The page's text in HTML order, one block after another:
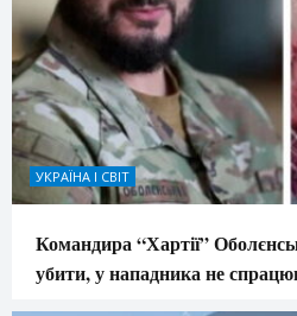
УКРАЇНА І СВІТ
Командира “Хартії”
убити, у нападника не